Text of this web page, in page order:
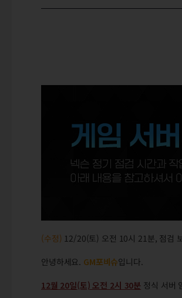
(수정) 12/20(토) 오전 10시 21분, 점검
안녕하세요. GM포비슈입니다.
12월 20일(토) 오전 2시 30분 정식 서버